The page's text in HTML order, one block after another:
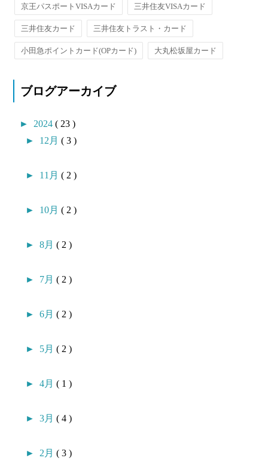
京王パスポートVISAカード 三井住友VISAカード
三井住友カード 三井住友トラスト・カード
小田急ポイントカード(OPカード) 大丸松坂屋カード
ブログアーカイブ
► 2024( 23 )
► 12月( 3 )
► 11月( 2 )
► 10月( 2 )
►8月( 2 )
► 7月( 2 )
►6月( 2 )
► 5月( 2 )
►4月( 1 )
►3月( 4 )
► 2月( 3 )